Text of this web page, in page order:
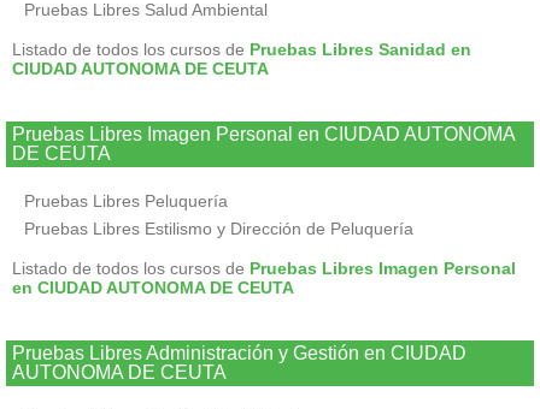
Pruebas Libres Salud Ambiental
Listado de todos los cursos de Pruebas Libres Sanidad en
CIUDAD AUTONOMA DE CEUTA
Pruebas Libres Imagen Personal en CIUDAD AUTONOMA
DE CEUTA
Pruebas Libres Peluquería
Pruebas Libres Estilismo y Dirección de Peluquería
Listado de todos los cursos de Pruebas Libres Imagen Personal
en CIUDAD AUTONOMA DE CEUTA
Pruebas Libres Administración y Gestión en CIUDAD
AUTONOMA DE CEUTA